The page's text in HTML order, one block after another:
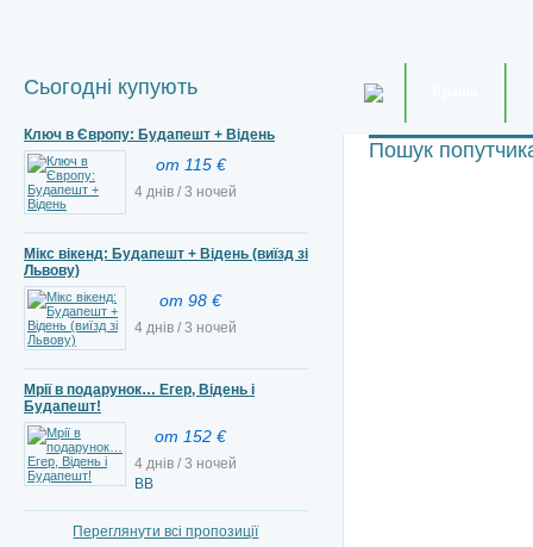
Пошук
Сьогодні купують
Ключ в Європу: Будапешт + Відень
от 115 €
4 днів / 3 ночей
Мікс вікенд: Будапешт + Відень (виїзд зі
Львову)
от 98 €
4 днів / 3 ночей
Мрії в подарунок… Егер, Відень і
Будапешт!
от 152 €
4 днів / 3 ночей
BB
Переглянути всі пропозиції